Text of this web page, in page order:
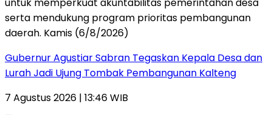
Gubernur Agustiar Sabran Tegaskan Kepala Desa dan
Lurah Jadi Ujung Tombak Pembangunan Kalteng
7 Agustus 2026 | 13:46 WIB